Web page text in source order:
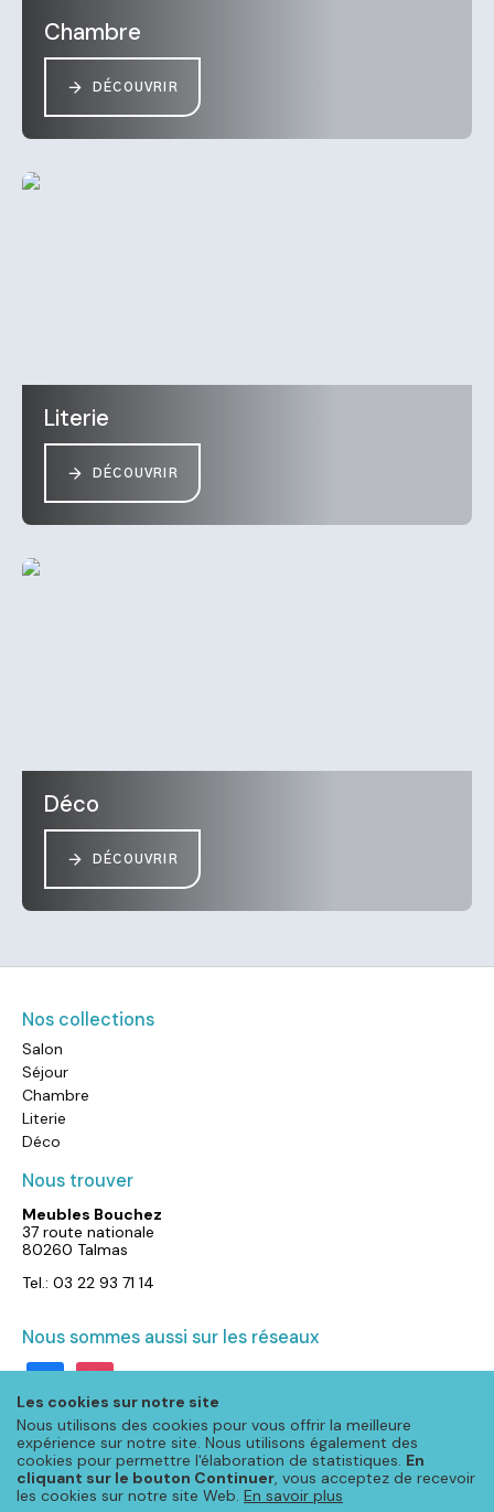
Les cookies sur notre site
Nous utilisons des cookies pour vous offrir la meilleure
expérience sur notre site. Nous utilisons également des
cookies pour permettre l'élaboration de statistiques. En
cliquant sur le bouton Continuer, vous acceptez de recevoir
les cookies sur notre site Web. En savoir plus
Chambre
DÉCOUVRIR
Literie
DÉCOUVRIR
Déco
DÉCOUVRIR
Nos collections
Salon
Séjour
Chambre
Literie
Déco
Nous trouver
Meubles Bouchez
37 route nationale
80260 Talmas
Tel.: 03 22 93 71 14
Nous sommes aussi sur les réseaux
facebookinstagram